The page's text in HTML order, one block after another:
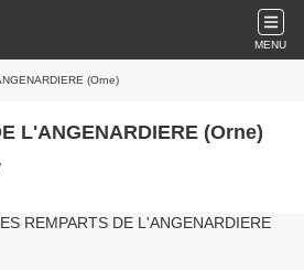
MENU
(Orne)
L'ANGENARDIERE (Orne)